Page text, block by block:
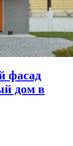
фасад
дом в